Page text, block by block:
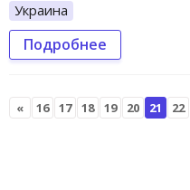
Украина
Подробнее
« 16 17 18 19 20 21 22